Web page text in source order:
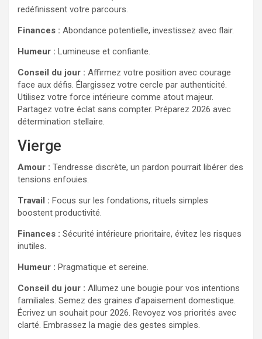
redéfinissent votre parcours.
Finances : Abondance potentielle, investissez avec flair.
Humeur : Lumineuse et confiante.
Conseil du jour : Affirmez votre position avec courage
face aux défis. Élargissez votre cercle par authenticité.
Utilisez votre force intérieure comme atout majeur.
Partagez votre éclat sans compter. Préparez 2026 avec
détermination stellaire.
Vierge
Amour : Tendresse discrète, un pardon pourrait libérer des
tensions enfouies.
Travail : Focus sur les fondations, rituels simples
boostent productivité.
Finances : Sécurité intérieure prioritaire, évitez les risques
inutiles.
Humeur : Pragmatique et sereine.
Conseil du jour : Allumez une bougie pour vos intentions
familiales. Semez des graines d’apaisement domestique.
Écrivez un souhait pour 2026. Revoyez vos priorités avec
clarté. Embrassez la magie des gestes simples.